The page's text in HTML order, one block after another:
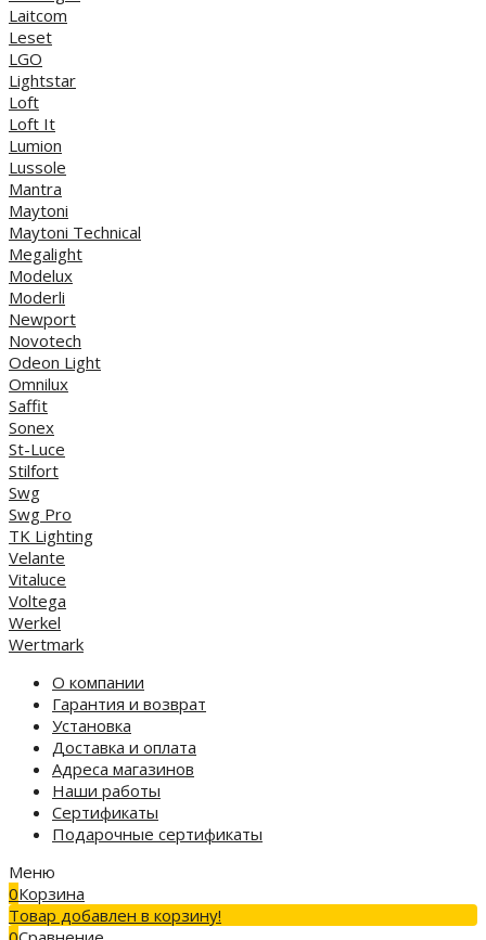
Laitcom
Leset
LGO
Lightstar
Loft
Loft It
Lumion
Lussole
Mantra
Maytoni
Maytoni Technical
Megalight
Modelux
Moderli
Newport
Novotech
Odeon Light
Omnilux
Saffit
Sonex
St-Luce
Stilfort
Swg
Swg Pro
TK Lighting
Velante
Vitaluce
Voltega
Werkel
Wertmark
О компании
Гарантия и возврат
Установка
Доставка и оплата
Адреса магазинов
Наши работы
Сертификаты
Подарочные сертификаты
Меню
0Корзина
Товар добавлен в корзину!